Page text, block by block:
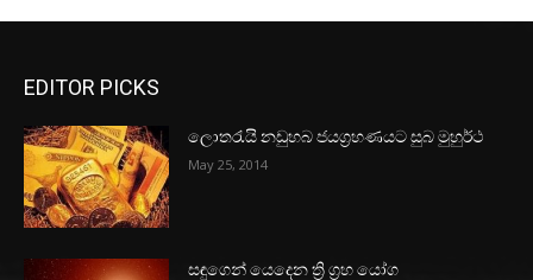
EDITOR PICKS
ලොතරැයි නඩුහබ ජයග්‍රහණයට සුබ මුහුර්ථ
May 25, 2014
සඳුගෙන් යෙදෙන ත්‍රි ග්‍රහ යෝග